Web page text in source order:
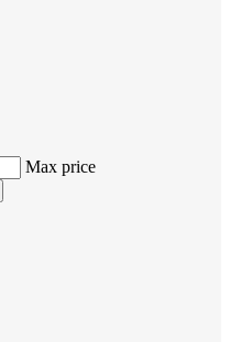
Max price